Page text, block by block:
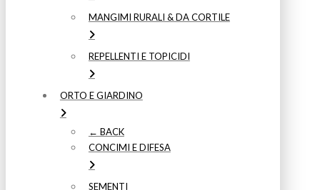
MANGIMI RURALI & DA CORTILE
REPELLENTI E TOPICIDI
ORTO E GIARDINO
← BACK
CONCIMI E DIFESA
SEMENTI